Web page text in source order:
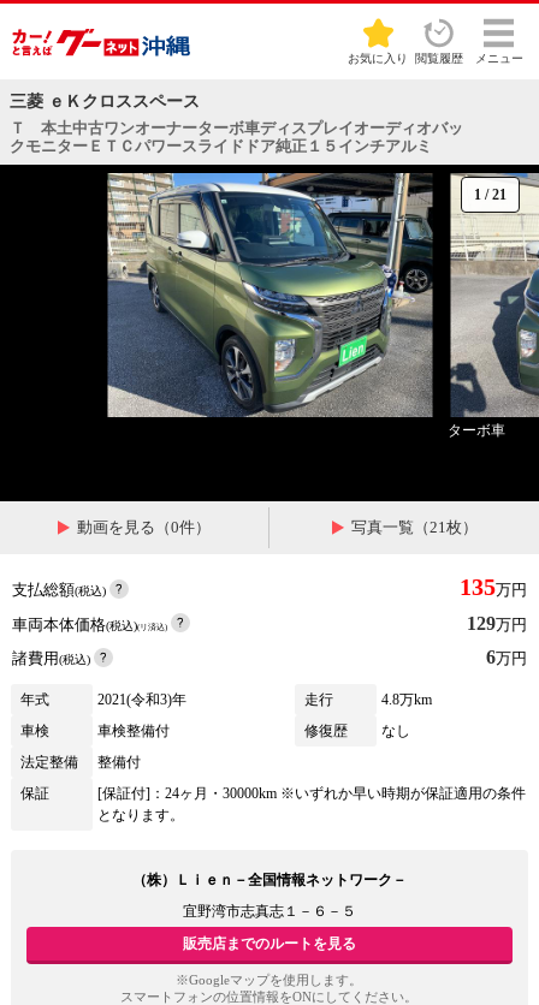
お気に入り 閲覧履歴 メニュー
三菱 ｅＫクロススペース
Ｔ 本土中古ワンオーナーターボ車ディスプレイオーディオバッ
クモニターＥＴＣパワースライドドア純正１５インチアルミ
1 /21
ターボ車
動画を見る（0件） 写真一覧（21枚）
支払総額(税込) 135万円
車両本体価格(税込)(リ済込) 129万円
諸費用(税込) 6万円
年式 2021(令和3)年 走行
4.8万km
車検
車検整備付 修復歴
なし
法定整備
整備付
保証
[保証付]：24ヶ月・30000km ※いずれか早い時期が保証適用の条件
となります。
（株）Ｌｉｅｎ－全国情報ネットワーク－
宜野湾市志真志１－６－５
販売店までのルートを見る
※Googleマップを使用します。
スマートフォンの位置情報をONにしてください。